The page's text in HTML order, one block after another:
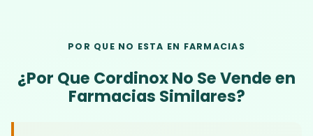
POR QUE NO ESTA EN FARMACIAS
¿Por Que Cordinox No Se Vende en
Farmacias Similares?